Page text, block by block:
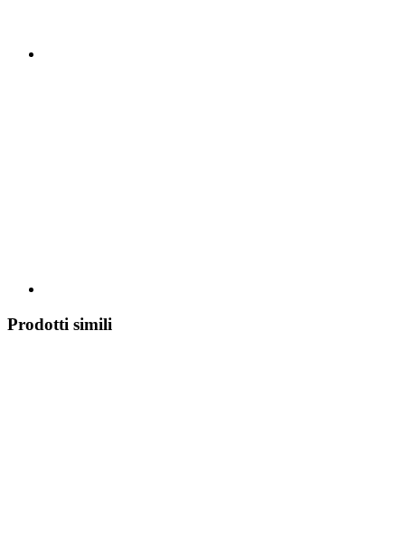
Prodotti simili